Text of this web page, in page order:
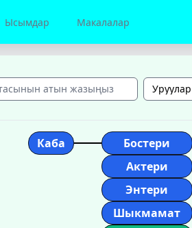
Ысымдар Макалалар
Каба
Бостери
Актери
Энтери
Шыкмамат